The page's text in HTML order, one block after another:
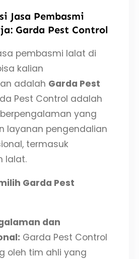
Jasa Pembasmi
Garda Pest Control
pembasmi lalat di
kalian
adalah Garda Pest
Pest Control adalah
yang
layanan pengendalian
termasuk
lalat.
Garda Pest
dan
Garda Pest Control
oleh tim ahli yang